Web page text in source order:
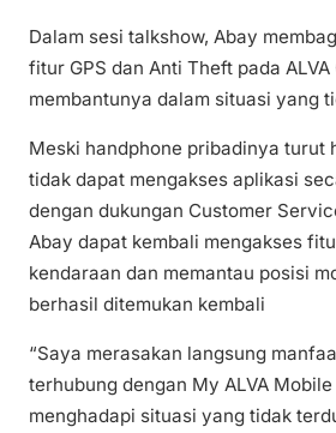
Dalam sesi talkshow, Abay
fitur GPS dan Anti Theft pada ALVA
membantunya dalam situasi yang
Meski handphone pribadinya turut
tidak dapat mengakses aplikasi
dengan dukungan Customer
Abay dapat kembali mengakses
kendaraan dan memantau posisi
berhasil ditemukan kembali
“Saya merasakan langsung
terhubung dengan My ALVA
menghadapi situasi yang tidak